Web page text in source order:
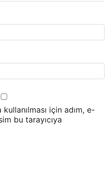
için adım, e-
bu tarayıcıya